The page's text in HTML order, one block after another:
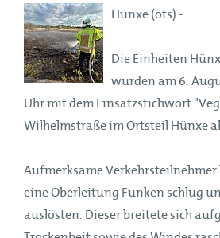
Hünxe (ots) -
Die Einheiten
wurden am 6.
Uhr mit dem Einsatzstichwort
Wilhelmstraße im Ortsteil Hünxe
Aufmerksame Verkehrsteilnehmer
eine Oberleitung Funken schlug
auslösten. Dieser breitete sich